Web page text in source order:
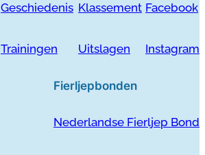
Geschiedenis
Trainingen
Klassement
Uitslagen
Facebook
Instagram
Fierljepbonden
Nederlandse Fierljep Bond